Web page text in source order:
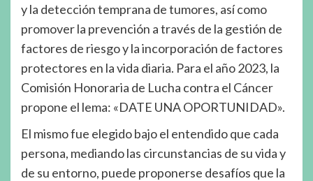
y la detección temprana de tumores, así como
promover la prevención a través de la gestión de
factores de riesgo y la incorporación de factores
protectores en la vida diaria. Para el año 2023, la
Comisión Honoraria de Lucha contra el Cáncer
propone el lema: «DATE UNA OPORTUNIDAD».
El mismo fue elegido bajo el entendido que cada
persona, mediando las circunstancias de su vida y
de su entorno, puede proponerse desafíos que la